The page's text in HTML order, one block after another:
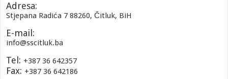
Adresa:
Stjepana Radića 7 88260, Čitluk, BiH
E-mail:
info@sscitluk.ba
Tel: +387 36 642357
Fax: +387 36 642186